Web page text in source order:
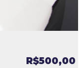
R$500,00